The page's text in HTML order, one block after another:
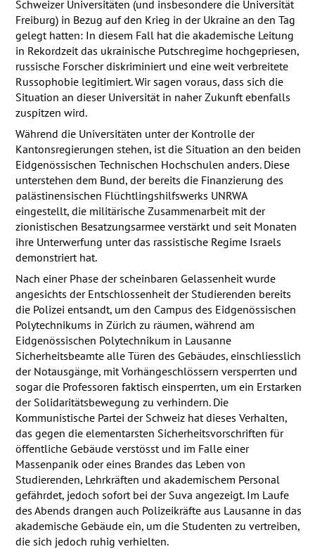
Schweizer Universitäten (und insbesondere die Universität
Freiburg) in Bezug auf den Krieg in der Ukraine an den Tag
gelegt hatten: In diesem Fall hat die akademische Leitung
in Rekordzeit das ukrainische Putschregime hochgepriesen,
russische Forscher diskriminiert und eine weit verbreitete
Russophobie legitimiert. Wir sagen voraus, dass sich die
Situation an dieser Universität in naher Zukunft ebenfalls
zuspitzen wird.
Während die Universitäten unter der Kontrolle der
Kantonsregierungen stehen, ist die Situation an den beiden
Eidgenössischen Technischen Hochschulen anders. Diese
unterstehen dem Bund, der bereits die Finanzierung des
palästinensischen Flüchtlingshilfswerks UNRWA
eingestellt, die militärische Zusammenarbeit mit der
zionistischen Besatzungsarmee verstärkt und seit Monaten
ihre Unterwerfung unter das rassistische Regime Israels
demonstriert hat.
Nach einer Phase der scheinbaren Gelassenheit wurde
angesichts der Entschlossenheit der Studierenden bereits
die Polizei entsandt, um den Campus des Eidgenössischen
Polytechnikums in Zürich zu räumen, während am
Eidgenössischen Polytechnikum in Lausanne
Sicherheitsbeamte alle Türen des Gebäudes, einschliesslich
der Notausgänge, mit Vorhängeschlössern versperrten und
sogar die Professoren faktisch einsperrten, um ein Erstarken
der Solidaritätsbewegung zu verhindern. Die
Kommunistische Partei der Schweiz hat dieses Verhalten,
das gegen die elementarsten Sicherheitsvorschriften für
öffentliche Gebäude verstösst und im Falle einer
Massenpanik oder eines Brandes das Leben von
Studierenden, Lehrkräften und akademischem Personal
gefährdet, jedoch sofort bei der Suva angezeigt. Im Laufe
des Abends drangen auch Polizeikräfte aus Lausanne in das
akademische Gebäude ein, um die Studenten zu vertreiben,
die sich jedoch ruhig verhielten.